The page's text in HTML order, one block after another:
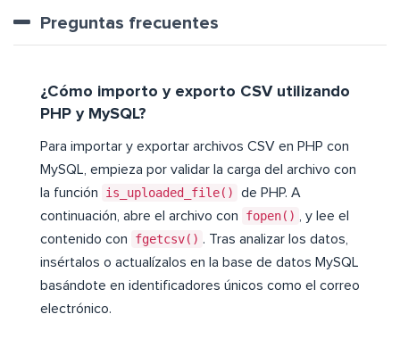
Preguntas frecuentes
¿Cómo importo y exporto CSV utilizando
PHP y MySQL?
Para importar y exportar archivos CSV en PHP con
MySQL, empieza por validar la carga del archivo con
la función
is_uploaded_file()
de PHP. A
continuación, abre el archivo con
fopen()
, y lee el
contenido con
fgetcsv() . Tras analizar los datos,
insértalos o actualízalos en la base de datos MySQL
basándote en identificadores únicos como el correo
electrónico.